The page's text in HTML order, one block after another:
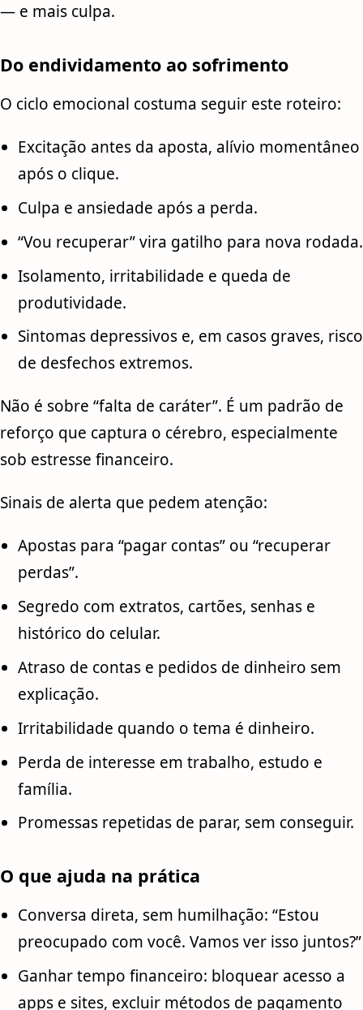
— e mais culpa.
Do endividamento ao sofrimento
O ciclo emocional costuma seguir este roteiro:
Excitação antes da aposta, alívio momentâneo
após o clique.
Culpa e ansiedade após a perda.
“Vou recuperar” vira gatilho para nova rodada.
Isolamento, irritabilidade e queda de
produtividade.
Sintomas depressivos e, em casos graves, risco
de desfechos extremos.
Não é sobre “falta de caráter”. É um padrão de
reforço que captura o cérebro, especialmente
sob estresse financeiro.
Sinais de alerta que pedem atenção:
Apostas para “pagar contas” ou “recuperar
perdas”.
Segredo com extratos, cartões, senhas e
histórico do celular.
Atraso de contas e pedidos de dinheiro sem
explicação.
Irritabilidade quando o tema é dinheiro.
Perda de interesse em trabalho, estudo e
família.
Promessas repetidas de parar, sem conseguir.
O que ajuda na prática
Conversa direta, sem humilhação: “Estou
preocupado com você. Vamos ver isso juntos?”
Ganhar tempo financeiro: bloquear acesso a
apps e sites, excluir métodos de pagamento